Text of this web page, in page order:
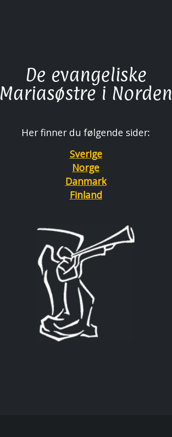
De evangeliske
Mariasøstre i Norden
Her finner du følgende sider:
Sverige
Norge
Danmark
Finland